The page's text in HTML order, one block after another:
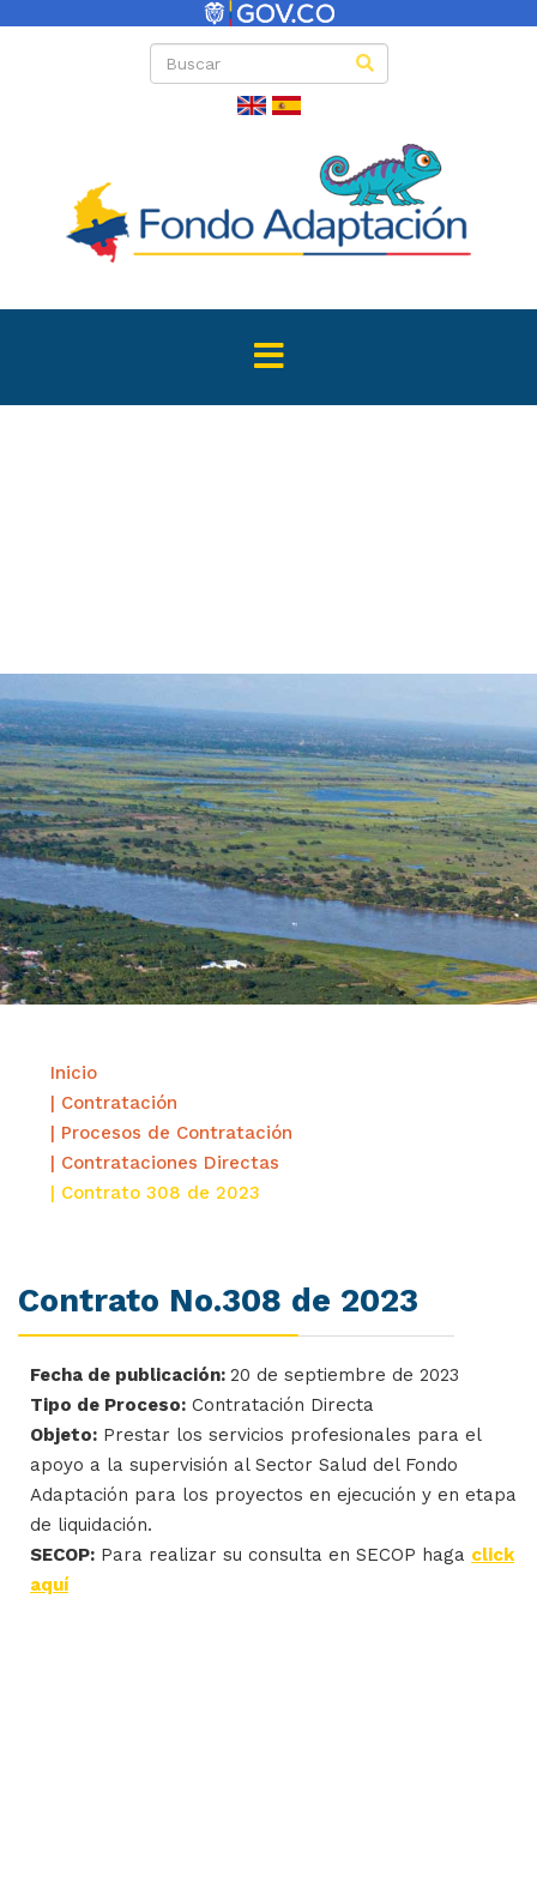
Directas
Inicio
| Contratación
| Procesos de Contratación
| Contrataciones Directas
| Contrato 308 de 2023
Contrato No.308 de 2023
Fecha de publicación: 20 de septiembre de 2023
Tipo de Proceso: Contratación Directa
Objeto: Prestar los servicios profesionales para el
apoyo a la supervisión al Sector Salud del Fondo
Adaptación para los proyectos en ejecución y en etapa
de liquidación.
SECOP: Para realizar su consulta en SECOP haga click
aquí